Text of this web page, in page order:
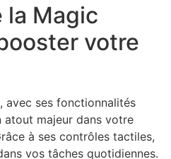
la Magic
votre
, avec ses fonctionnalités
atout majeur dans votre
à ses contrôles tactiles,
vos tâches quotidiennes.